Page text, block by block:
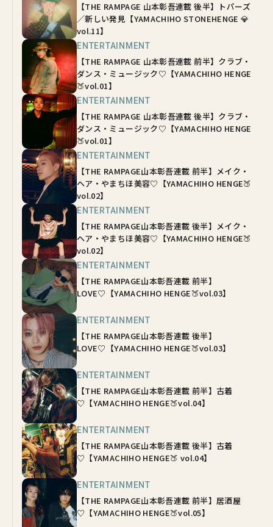
【THE RAMPAGE 山本彰吾連載 後半】トパーズ
／新しい発見【YAMACHIHO STONEHENGE 💎
vol.11】
ENTERTAINMENT
【THE RAMPAGE 山本彰吾連載 前半】クラブ・
ダンス・ミュージック♡【YAMACHIHO HENGE
🍑vol.01】
ENTERTAINMENT
【THE RAMPAGE 山本彰吾連載 後半】クラブ・
ダンス・ミュージック♡【YAMACHIHO HENGE
🍑vol.01】
ENTERTAINMENT
【THE RAMPAGE山本彰吾連載 前半】メイク・
ヘア・やまちほ美容♡【YAMACHIHO HENGE🍑
vol.02】
ENTERTAINMENT
【THE RAMPAGE山本彰吾連載 後半】メイク・
ヘア・やまちほ美容♡【YAMACHIHO HENGE🍑
vol.02】
ENTERTAINMENT
【THE RAMPAGE山本彰吾連載 前半】
LOVE♡【YAMACHIHO HENGE🍑vol.03】
ENTERTAINMENT
【THE RAMPAGE山本彰吾連載 後半】
LOVE♡【YAMACHIHO HENGE🍑vol.03】
ENTERTAINMENT
【THE RAMPAGE山本彰吾連載 前半】古着
♡【YAMACHIHO HENGE🍑vol.04】
ENTERTAINMENT
【THE RAMPAGE山本彰吾連載 後半】古着
♡【YAMACHIHO HENGE🍑 vol.04】
ENTERTAINMENT
【THE RAMPAGE山本彰吾連載 前半】居酒屋
♡【YAMACHIHO HENGE🍑vol.05】